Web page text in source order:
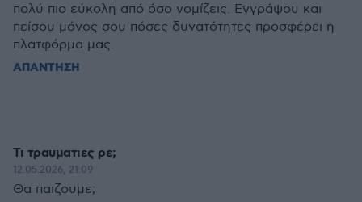
πολύ πιο εύκολη από όσο νομίζεις. Εγγράψου και
πείσου μόνος σου πόσες δυνατότητες προσφέρει η
πλατφόρμα μας.
ΑΠΑΝΤΗΣΗ
Τι τραυματιες ρε;
12.05.2026, 21:09
Θα παιζουμε;